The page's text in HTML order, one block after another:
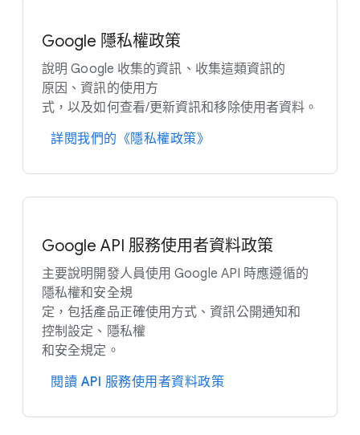
Google 隱私權​政策
說明 Google 收集​的​資訊、​收集​這​類​資訊​的​
原因、​資訊​的​使用​方
式，​以及​如何​查​看/​更​新​資訊​和​移除​使用​者​資料。
詳閱​我們​的​《隱​私權​政策​》
Google API 服務​使用​者​資料​政策
主要​說明​開發​人員​使用 Google API 時​應​遵循​的​
隱私權​和​安全​規
定，​包括​產品​正確​使用​方式、​資訊​公開​通知​和​
控制​設定、​隱私權
和​安全​規定。
閱讀 API 服務​使用​者​資料​政策